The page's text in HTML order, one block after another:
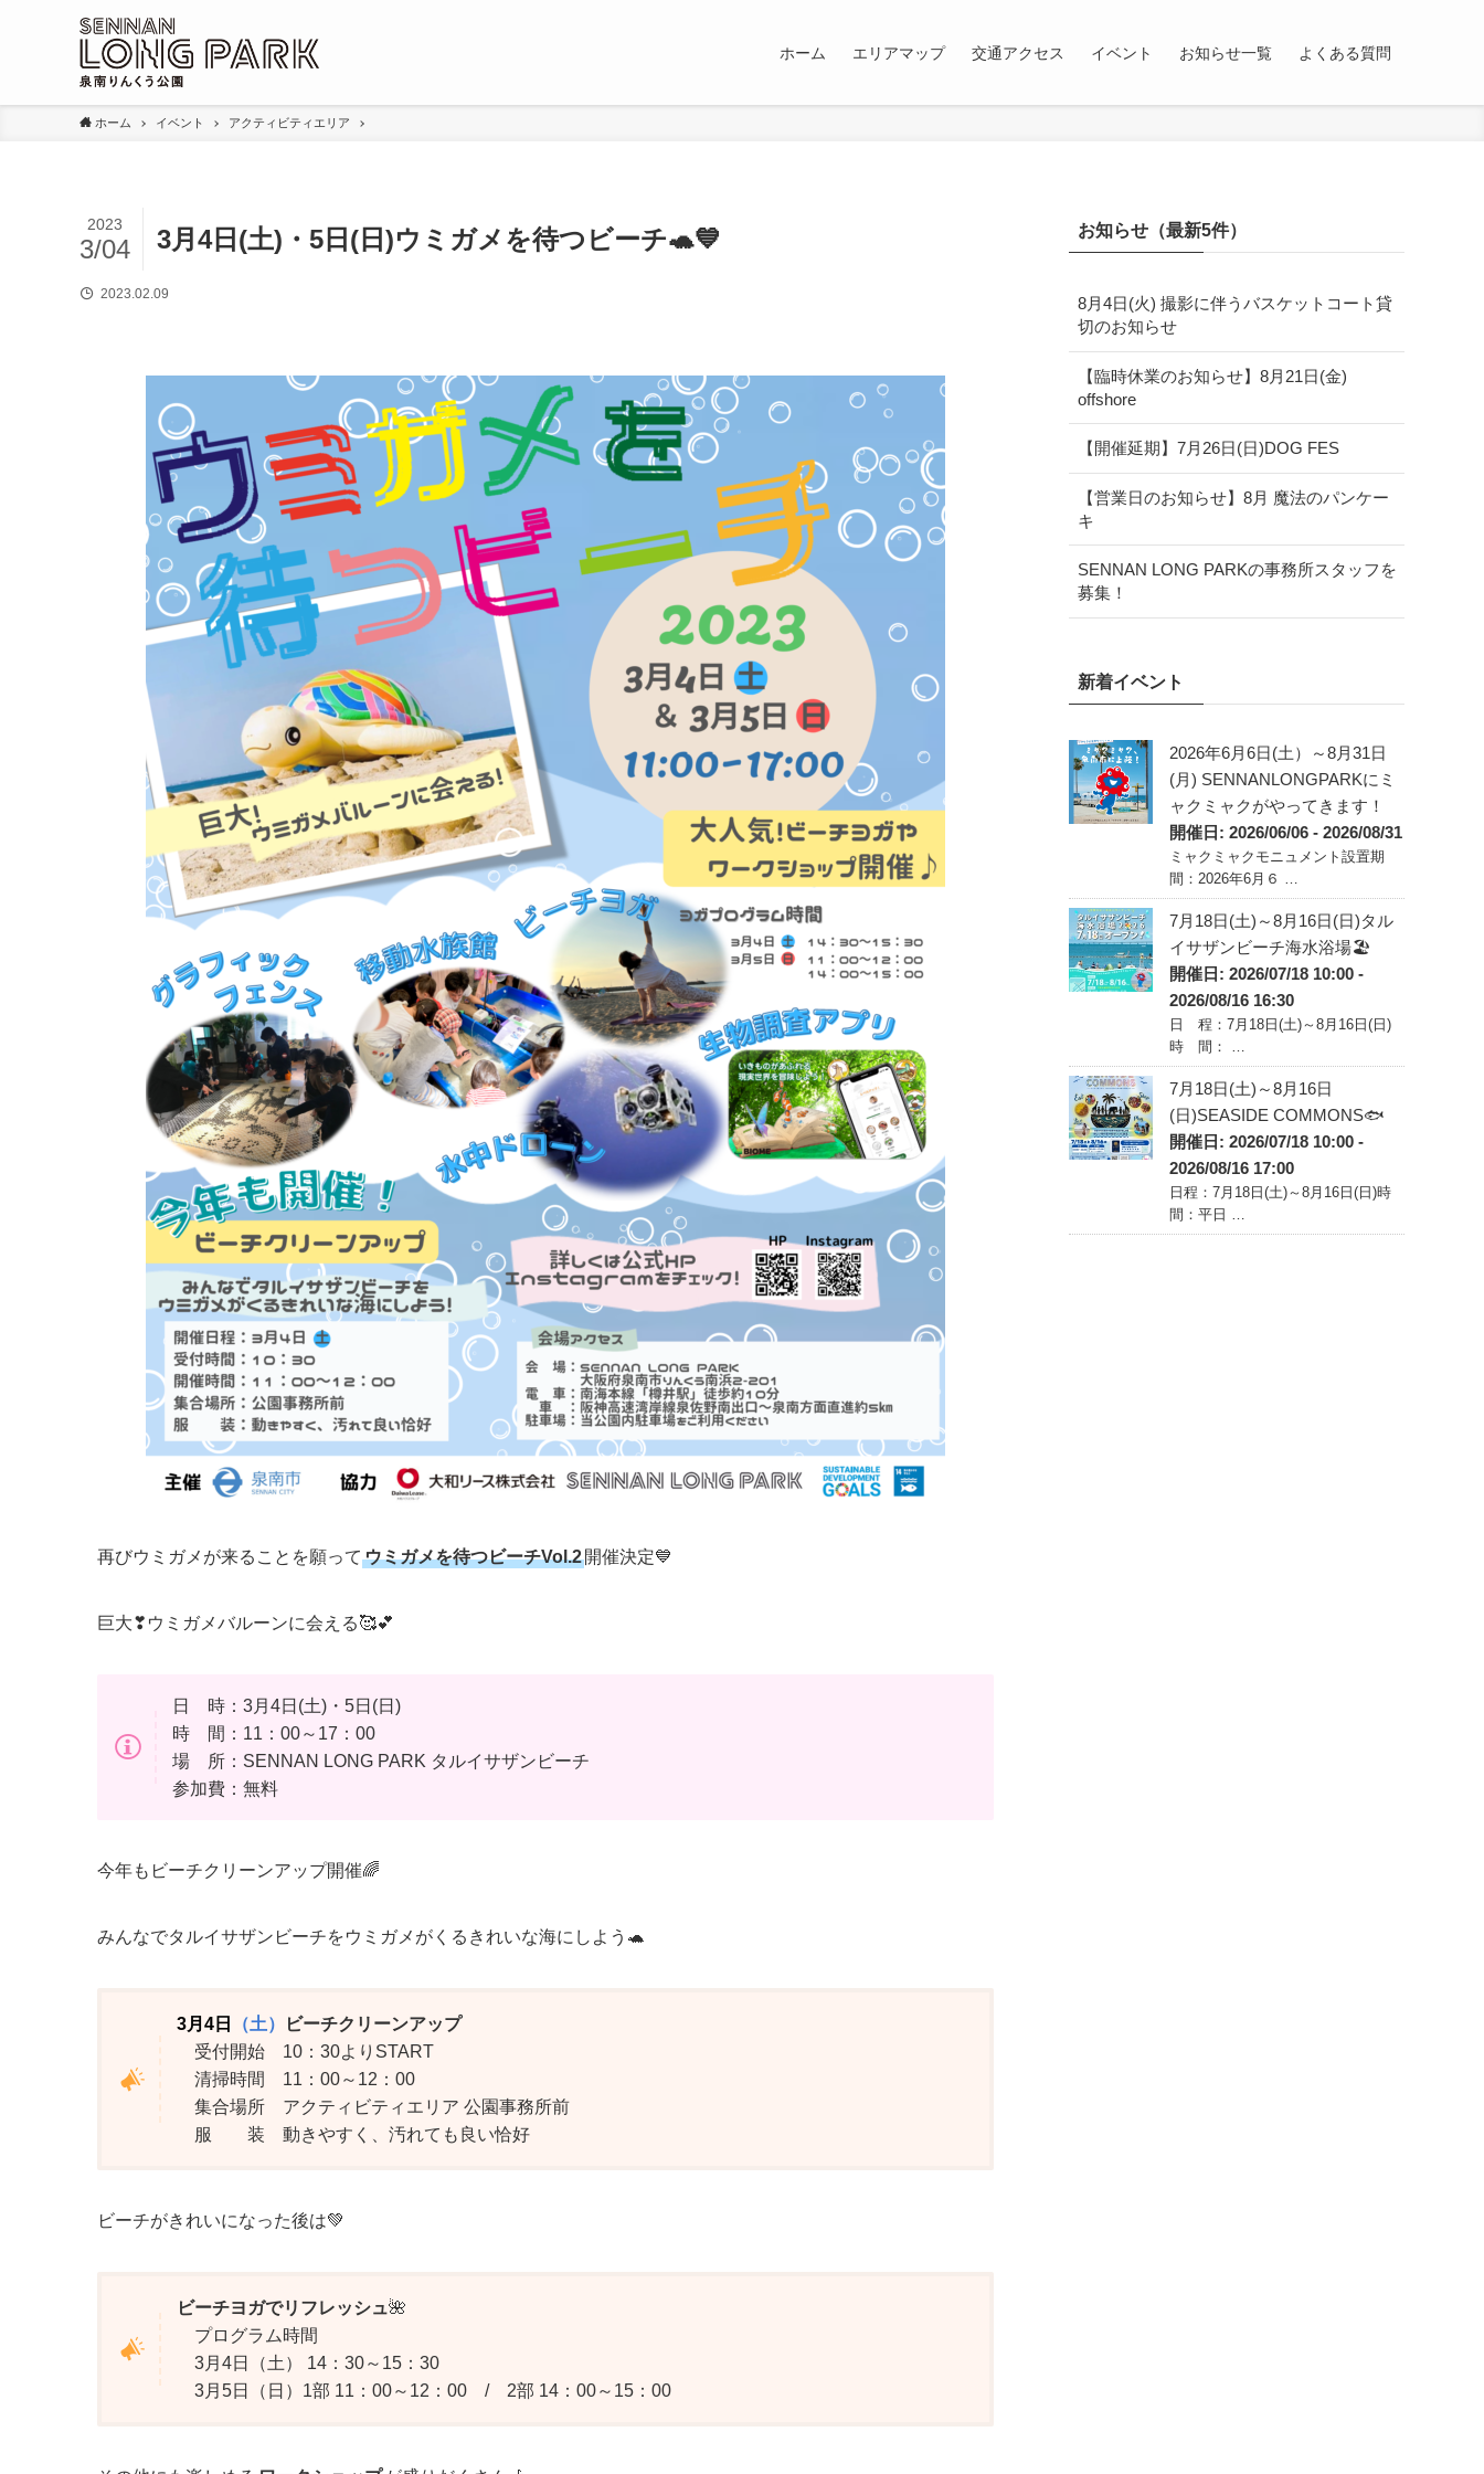
ホーム エリアマップ 交通アクセス イベント お知らせ一覧 よくある質問
ホーム イベント アクティビティエリア
3月4日(土)・5日(日)ウミガメを待つビーチ🐢💙
2023
3/04
2023.02.09
再びウミガメが来ることを願って ウミガメを待つビーチVol.2 開催決定💙
巨大❣ウミガメバルーンに会える🥰💕
日 時：3月4日(土)・5日(日)
時 間：11：00～17：00
場 所：SENNAN LONG PARK タルイサザンビーチ
参加費：無料
今年もビーチクリーンアップ開催🌈
みんなでタルイサザンビーチをウミガメがくるきれいな海にしよう🐢
3月4日 （土）
ビーチクリーンアップ
受付開始 10：30よりSTART
清掃時間 11：00～12：00
集合場所 アクティビティエリア 公園事務所前
服 装 動きやすく、汚れても良い恰好
ビーチがきれいになった後は💚
ビーチヨガでリフレッシュ🌺
プログラム時間
3月4日（土） 14：30～15：30
3月5日（日）1部 11：00～12：00 / 2部 14：00～15：00
お知らせ（最新5件）
8月4日(火) 撮影に伴うバスケットコート貸
切のお知らせ
【臨時休業のお知らせ】8月21日(金)
offshore
【開催延期】7月26日(日)DOG FES
【営業日のお知らせ】8月 魔法のパンケー
キ
SENNAN LONG PARKの事務所スタッフを
募集！
新着イベント
2026年6月6日(土）～8月31日
(月) SENNANLONGPARKにミ
ャクミャクがやってきます！
開催日: 2026/06/06 - 2026/08/31
ミャクミャクモニュメント設置期
間：2026年6月６ …
7月18日(土)～8月16日(日)タル
イサザンビーチ海水浴場🏖️
開催日: 2026/07/18 10:00 -
2026/08/16 16:30
日 程：7月18日(土)～8月16日(日)
時 間： …
7月18日(土)～8月16日
(日)SEASIDE COMMONS🐟
開催日: 2026/07/18 10:00 -
2026/08/16 17:00
日程：7月18日(土)～8月16日(日)時
間：平日 …